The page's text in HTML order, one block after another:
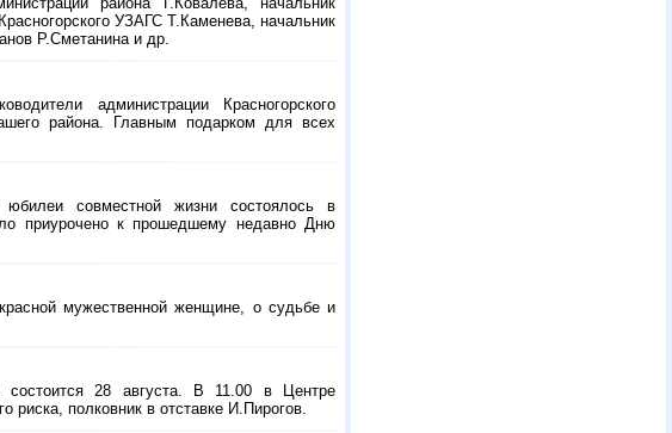
УЗАГС Т.Каменева, начальник
Р.Сметанина и др.
администрации Красногорского
района. Главным подарком для всех
совместной жизни состоялось в
приурочено к прошедшему недавно Дню
мужественной женщине, о судьбе и
28 августа. В 11.00 в Центре
риска, полковник в отставке И.Пирогов.